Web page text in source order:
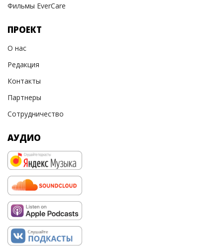
Фильмы EverCare
ПРОЕКТ
О нас
Редакция
Контакты
Партнеры
Сотрудничество
АУДИО